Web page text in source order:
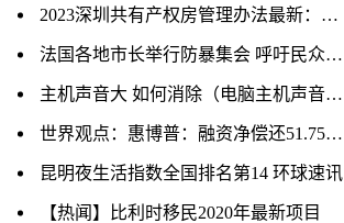
2023深圳共有产权房管理办法最新：什么时候开始实施？-看热讯
法国各地市长举行防暴集会 呼吁民众举行抗议反对暴力和抢劫 全球短讯
主机声音大 如何消除（电脑主机声音大怎么解决）
世界观点：惠博普：融资净偿还51.75万元，融资余额1.35亿元（07-03）
昆明夜生活指数全国排名第14 环球速讯
【热闻】比利时移民2020年最新项目